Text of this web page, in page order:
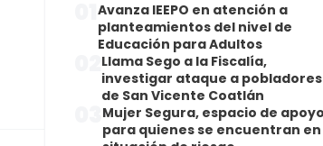
Avanza IEEPO en atención a
planteamientos del nivel de
Educación para Adultos
Llama Sego a la Fiscalía,
investigar ataque a pobladores
de San Vicente Coatlán
Mujer Segura, espacio de apoyo
para quienes se encuentran en